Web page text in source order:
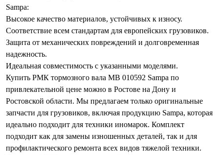
Sampa:
Высокое качество материалов, устойчивых к износу.
Соответствие всем стандартам для европейских грузовиков.
Защита от механических повреждений и долговременная
надежность.
Идеальная совместимость с указанными моделями.
Купить РМК тормозного вала MB 010592 Sampa по
привлекательной цене можно в Ростове на Дону и
Ростовской области. Мы предлагаем только оригинальные
запчасти для грузовиков, включая продукцию Sampa, которая
идеально подходит для техники иномарок. Комплект
подходит как для замены изношенных деталей, так и для
профилактического ремонта всех видов тяжелой техники.